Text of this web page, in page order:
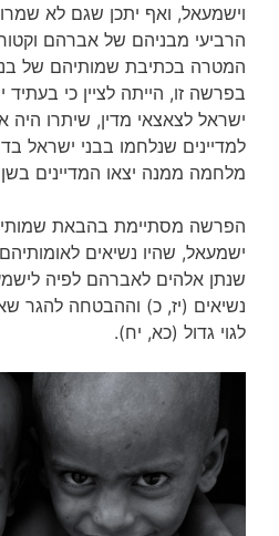
וישמעאל, ואף יתכן שגם לא
הרביעי מבניהם של אברהם
המטרה בכתיבת שמותיהם של
בפרשה זו, הייתה לציין כי בעתיד
ישראל לצאצאי מדין, שיתרו היה
למדיינים שנלחמו בבני ישראל
מלחמה ממנה יצאו המדיינים בשן
הפרשה מסתיימת בהבאת
ישמעאל, שהיו נשיאים
שנתן אלהים לאברהם לפיה
נשיאים (יז, כ) וההבטחה להגר
לגוי גדול (כא, יח).